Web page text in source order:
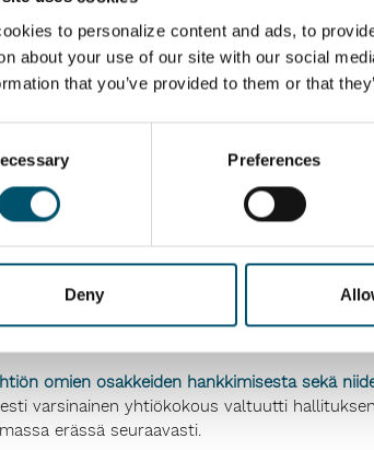
to personalize content and ads, to
about your use of our site with our social
that you’ve provided to them or that
Preferences
Deny
päätettiin osakkeenomistajien
että hallituksen nykyiset jäsenet
hallituksen jäseniksi sekä Sandra
hallituksen ehdotuksen mukaisesti
päätti hallituksen ehdotuksen mukaisesti,
yhtiökokous valitsi hallituksen
varmentajaksi KRT Lotta Nurmisen.
yhtiön hyväksymän kestävyysraportoinnin
omien osakkeiden hankkimisesta sekä
varsinainen yhtiökokous valtuutti
erässä seuraavasti.